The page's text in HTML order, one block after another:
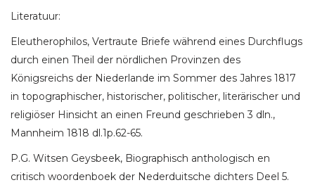
Literatuur:
Eleutherophilos, Vertraute Briefe während eines Durchflugs
durch einen Theil der nördlichen Provinzen des
Königsreichs der Niederlande im Sommer des Jahres 1817
in topographischer, historischer, politischer, literärischer und
religiöser Hinsicht an einen Freund geschrieben 3 dln.,
Mannheim 1818 dl.1p.62-65.
P.G. Witsen Geysbeek, Biographisch anthologisch en
critisch woordenboek der Nederduitsche dichters Deel 5.